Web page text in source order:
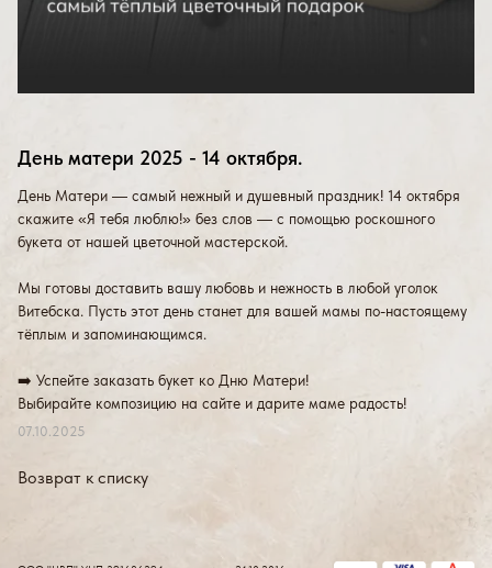
День матери 2025 - 14 октября.
День Матери — самый нежный и душевный праздник! 14 октября
скажите «Я тебя люблю!» без слов — с помощью роскошного
букета от нашей цветочной мастерской.
Мы готовы доставить вашу любовь и нежность в любой уголок
Витебска. Пусть этот день станет для вашей мамы по-настоящему
тёплым и запоминающимся.
➡️ Успейте заказать букет ко Дню Матери!
Выбирайте композицию на сайте и дарите маме радость!
07.10.2025
Возврат к списку